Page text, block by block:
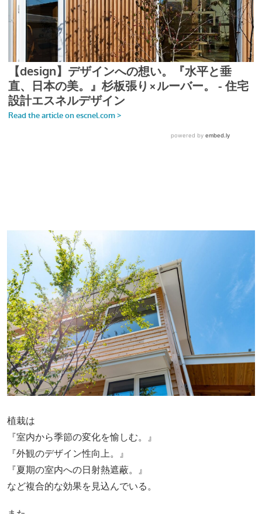
植栽は
『室内から季節の変化を愉しむ。』
『外観のデザイン性向上。』
『夏期の室内への日射熱遮蔽。』
など複合的な効果を見込んでいる。